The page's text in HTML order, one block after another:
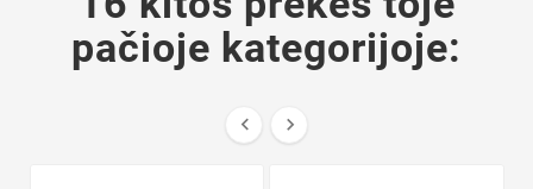
pačioje kategorijoje:
 